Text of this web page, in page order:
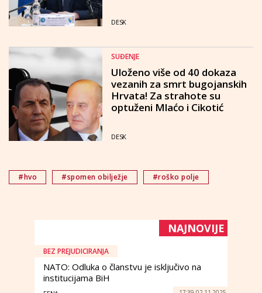
DESK
SUĐENJE
Uloženo više od 40 dokaza
vezanih za smrt bugojanskih
Hrvata! Za strahote su
optuženi Mlaćo i Cikotić
DESK
#hvo #spomen obilježje #roško polje
NAJNOVIJE
BEZ PREJUDICIRANJA
NATO: Odluka o članstvu je isključivo na
institucijama BiH